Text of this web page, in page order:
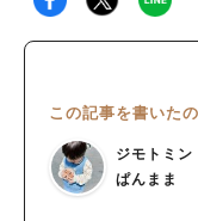
この記事を書いた
ジモトミン
ぱんまま